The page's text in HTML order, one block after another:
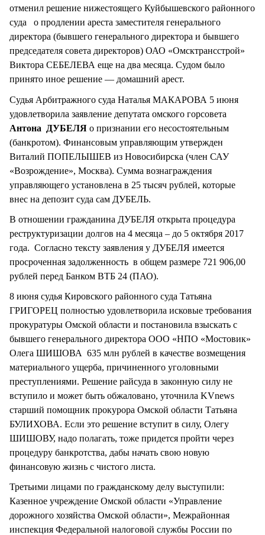
отменил решение нижестоящего Куйбышевского районного
суда о продлении ареста заместителя генерального
директора (бывшего генерального директора и бывшего
председателя совета директоров) ОАО «Омсктрансстрой»
Виктора СЕБЕЛЕВА еще на два месяца. Судом было
принято иное решение — домашний арест.
Судья Арбитражного суда Наталья МАКАРОВА 5 июня
удовлетворила заявление депутата омского горсовета
Антона ДУБЕЛЯ о признании его несостоятельным
(банкротом). Финансовым управляющим утвержден
Виталий ПОПЕЛЫШЕВ из Новосибирска (член САУ
«Возрождение», Москва). Сумма вознаграждения
управляющего установлена в 25 тысяч рублей, которые
внес на депозит суда сам ДУБЕЛЬ.
В отношении гражданина ДУБЕЛЯ открыта процедура
реструктуризации долгов на 4 месяца – до 5 октября 2017
года. Согласно тексту заявления у ДУБЕЛЯ имеется
просроченная задолженность в общем размере 721 906,00
рублей перед Банком ВТБ 24 (ПАО).
8 июня судья Кировского районного суда Татьяна
ГРИГОРЕЦ полностью удовлетворила исковые требования
прокуратуры Омской области и постановила взыскать с
бывшего генерального директора ООО «НПО «Мостовик»
Олега ШИШОВА 635 млн рублей в качестве возмещения
материального ущерба, причиненного уголовными
преступлениями. Решение райсуда в законную силу не
вступило и может быть обжаловано, уточнила KVnews
старший помощник прокурора Омской области Татьяна
БУЛИХОВА. Если это решение вступит в силу, Олегу
ШИШОВУ, надо полагать, тоже придется пройти через
процедуру банкротства, дабы начать свою новую
финансовую жизнь с чистого листа.
Третьими лицами по гражданскому делу выступили:
Казенное учреждение Омской области «Управление
дорожного хозяйства Омской области», Межрайонная
инспекция Федеральной налоговой службы России по